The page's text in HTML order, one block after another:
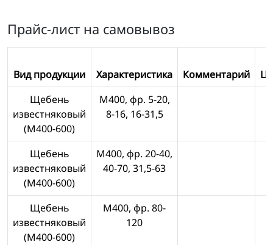
Прайс-лист на самовывоз
Вид продукции Характеристика Комментарий
Щебень
известняковый
(М400-600)
М400, фр. 5-20,
8-16, 16-31,5
Щебень
известняковый
(М400-600)
М400, фр. 20-40,
40-70, 31,5-63
Щебень
известняковый
(М400-600)
М400, фр. 80-
120